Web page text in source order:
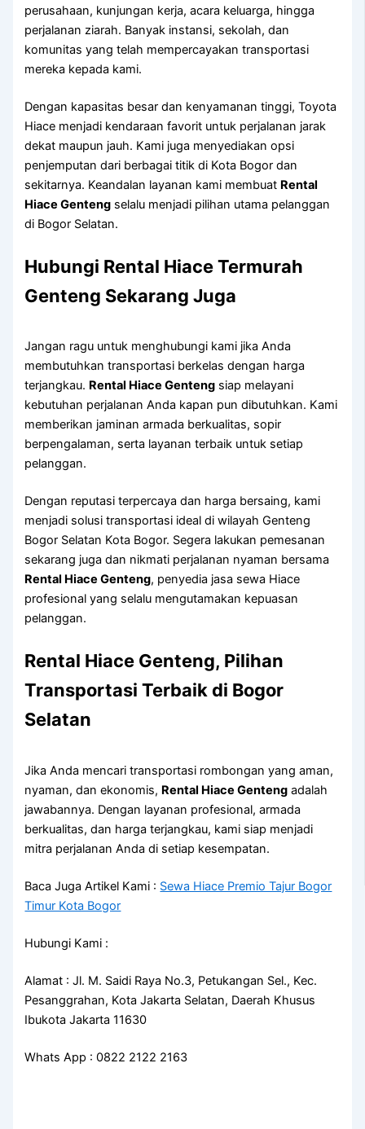
perusahaan, kunjungan kerja, acara keluarga, hingga
perjalanan ziarah. Banyak instansi, sekolah, dan
komunitas yang telah mempercayakan transportasi
mereka kepada kami.
Dengan kapasitas besar dan kenyamanan tinggi, Toyota
Hiace menjadi kendaraan favorit untuk perjalanan jarak
dekat maupun jauh. Kami juga menyediakan opsi
penjemputan dari berbagai titik di Kota Bogor dan
sekitarnya. Keandalan layanan kami membuat Rental
Hiace Genteng selalu menjadi pilihan utama pelanggan
di Bogor Selatan.
Hubungi Rental Hiace Termurah
Genteng Sekarang Juga
Jangan ragu untuk menghubungi kami jika Anda
membutuhkan transportasi berkelas dengan harga
terjangkau. Rental Hiace Genteng siap melayani
kebutuhan perjalanan Anda kapan pun dibutuhkan. Kami
memberikan jaminan armada berkualitas, sopir
berpengalaman, serta layanan terbaik untuk setiap
pelanggan.
Dengan reputasi terpercaya dan harga bersaing, kami
menjadi solusi transportasi ideal di wilayah Genteng
Bogor Selatan Kota Bogor. Segera lakukan pemesanan
sekarang juga dan nikmati perjalanan nyaman bersama
Rental Hiace Genteng, penyedia jasa sewa Hiace
profesional yang selalu mengutamakan kepuasan
pelanggan.
Rental Hiace Genteng, Pilihan
Transportasi Terbaik di Bogor
Selatan
Jika Anda mencari transportasi rombongan yang aman,
nyaman, dan ekonomis, Rental Hiace Genteng adalah
jawabannya. Dengan layanan profesional, armada
berkualitas, dan harga terjangkau, kami siap menjadi
mitra perjalanan Anda di setiap kesempatan.
Baca Juga Artikel Kami : Sewa Hiace Premio Tajur Bogor
Timur Kota Bogor
Hubungi Kami :
Alamat : Jl. M. Saidi Raya No.3, Petukangan Sel., Kec.
Pesanggrahan, Kota Jakarta Selatan, Daerah Khusus
Ibukota Jakarta 11630
Whats App : 0822 2122 2163